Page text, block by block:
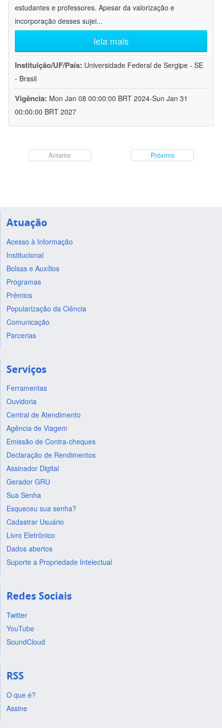
estudantes e professores. Apesar da valorização e
incorporação desses sujei...
leia mais
Instituição/UF/País: Universidade Federal de Sergipe - SE
- Brasil
Vigência: Mon Jan 08 00:00:00 BRT 2024-Sun Jan 31
00:00:00 BRT 2027
Anterior Próximo
Atuação
Acesso à Informação
Institucional
Bolsas e Auxílios
Programas
Prêmios
Popularização da Ciência
Comunicação
Parcerias
Serviços
Ferramentas
Ouvidoria
Central de Atendimento
Agência de Viagem
Emissão de Contra-cheques
Declaração de Rendimentos
Assinador Digital
Gerador GRU
Sua Senha
Esqueceu sua senha?
Cadastrar Usuário
Livro Eletrônico
Dados abertos
Suporte a Propriedade Intelectual
Redes Sociais
Twitter
YouTube
SoundCloud
RSS
O que é?
Assine